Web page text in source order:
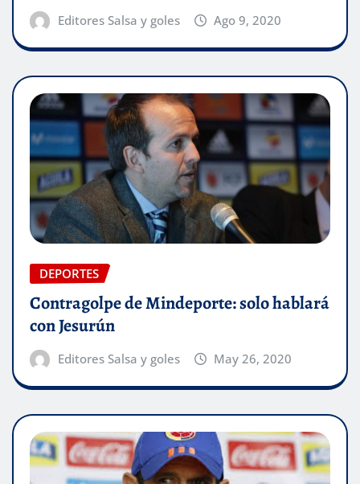
Editores Salsa y goles Ago 9, 2020
DEPORTES
Contragolpe de Mindeporte: solo hablará
con Jesurún
Editores Salsa y goles May 26, 2020